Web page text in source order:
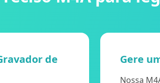
de
Gere
Nossa